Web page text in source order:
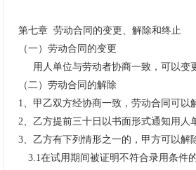
第七章 劳动合同的变更、解除和终止
（一）劳动合同的变更
用人单位与劳动者协商一致，可以
（二）劳动合同的解除
1、 甲乙双方经协商一致，劳动合同可以
2、 乙方提前三十日以书面形式通知用人
3、 乙方有下列情形之一的，甲方可以解
3.1在试用期间被证明不符合录用条件的